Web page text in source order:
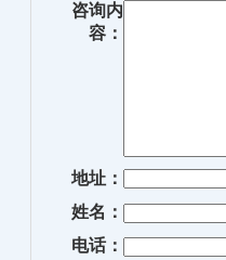
咨询内
容：
地址：
姓名：
电话：